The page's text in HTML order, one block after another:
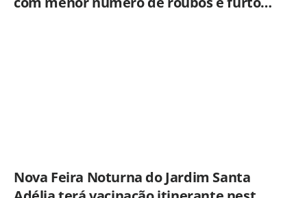
Nova Feira Noturna do Jardim Santa